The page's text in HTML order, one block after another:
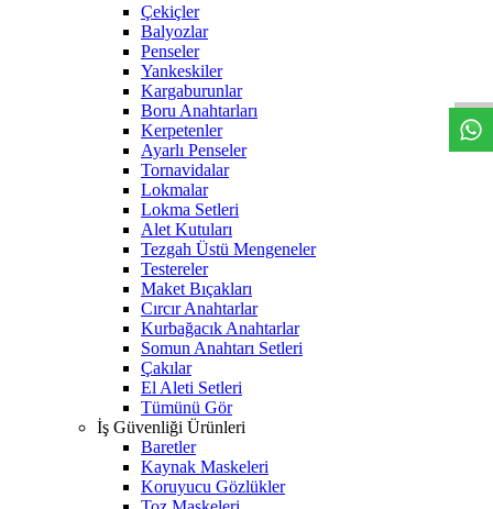
Çekiçler
Balyozlar
Penseler
Yankeskiler
Kargaburunlar
Boru Anahtarları
Kerpetenler
Ayarlı Penseler
Tornavidalar
Lokmalar
Lokma Setleri
Alet Kutuları
Tezgah Üstü Mengeneler
Testereler
Maket Bıçakları
Cırcır Anahtarlar
Kurbağacık Anahtarlar
Somun Anahtarı Setleri
Çakılar
El Aleti Setleri
Tümünü Gör
İş Güvenliği Ürünleri
Baretler
Kaynak Maskeleri
Koruyucu Gözlükler